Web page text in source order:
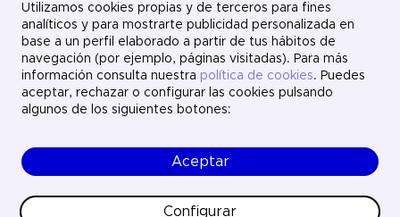
Únete
Contacto
LinkedIn
X
Instagram
YouTube
© Ayesa Engineering. Todos los derechos reservados.
Política de cookies
Utilizamos cookies propias y de terceros para fines
analíticos y para mostrarte publicidad personalizada en
base a un perfil elaborado a partir de tus hábitos de
navegación (por ejemplo, páginas visitadas). Para más
información consulta nuestra política de cookies. Puedes
aceptar, rechazar o configurar las cookies pulsando
algunos de los siguientes botones:
Aceptar
Configurar